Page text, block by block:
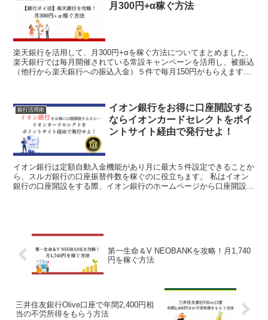
月300円+α稼ぐ方法
楽天銀行を活用して、月300円+αを稼ぐ方法についてまとめました。
楽天銀行では毎月開催されている常設キャンペーンを活用し、被振込
（他行から楽天銀行への振込入金）５件で毎月150円がもらえます。
銀行活用術
イオン銀行をお得に口座開設する
ならイオンカードセレクトをポイ
ントサイト経由で発行せよ！
イオン銀行は定額自動入金機能があり月に最大５件設定できることか
ら、スルガ銀行の口座振替件数を稼ぐのに役立ちます。 私はイオン
銀行の口座開設をする際、イオン銀行のホームページから口座開設の
第一生命＆V NEOBANKを攻略！月1,740
円を稼ぐ方法
三井住友銀行Olive口座で年間2,400円相
当の不労所得をもらう方法